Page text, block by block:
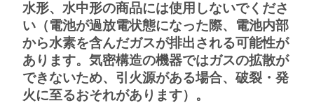
水形、水中形の商品には使用しないでくださ
い（電池が過放電状態になった際、電池内部
から水素を含んだガスが排出される可能性が
あります。気密構造の機器ではガスの拡散が
できないため、引火源がある場合、破裂・発
火に至るおそれがあります）。